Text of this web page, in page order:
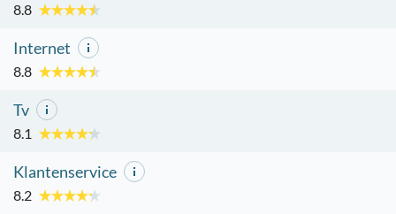
8.8
Internet
8.8
Tv
8.1
Klantenservice
8.2